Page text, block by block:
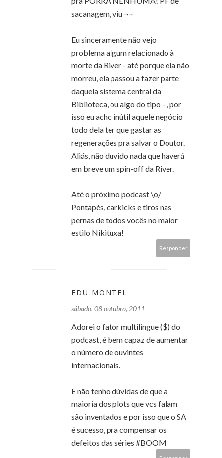
sacanagem, viu ¬¬
Eu sinceramente não vejo
problema algum relacionado à
morte da River - até porque ela não
morreu, ela passou a fazer parte
daquela sistema central da
Biblioteca, ou algo do tipo - , por
isso eu acho inútil aquele negócio
todo dela ter que gastar as
regenerações pra salvar o Doutor.
Aliás, não duvido nada que haverá
em breve um spin-off da River.
Até o próximo podcast \o/
Pontapés, carkicks e tiros nas
pernas de todos vocês no maior
estilo Nikituxa!
Responder
EDU MONTEL
sábado, 08 outubro, 2011
Adorei o fator multilingue ($) do
podcast, é bem capaz de aumentar
o número de ouvintes
internacionais.
E não tenho dúvidas de que a
maioria dos plots que vcs falam
são inventados e por isso que o SA
é sucesso, pra compensar os
defeitos das séries #BOOM